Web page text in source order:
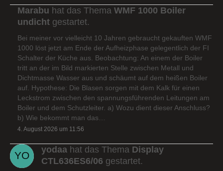
Marabu hat das Thema WMF 1000 Boiler
undicht gestartet.
Bei meiner vor vielleicht 10 Jahren gebraucht gekauften WMF
1000 löst jetzt am Ende der Aufheizphase gelegentlich der FI
Schalter der Küche aus. Beobachtung: An einem der Boiler
tritt an der im Bild markierten Stelle zwischen Metall und
Dichtmasse Wasser aus und schäumt auf dem heißen Boiler
auf. Hypothese: Die Blasen sorgen mit dem Kalk für einen
Leckstrom zwischen den spannungsführenden Leitungen am
Boiler und dem Schutzleiter. a) Wozu dient dieser Anschluss?
b) Wie bekommt man das…
4. August 2026 um 11:56
yodaa hat das Thema Display
CTL636ES6/06 gestartet.